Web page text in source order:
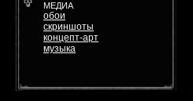
МЕДИА
обои
скриншоты
концепт-арт
музыка